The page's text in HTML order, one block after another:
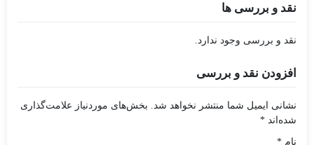
نقد و بررسی ها
نقد و بررسی وجود ندارد.
افزودن نقد و بررسی
نشانی ایمیل شما منتشر نخواهد شد.
بخش‌های موردنیاز علامت‌گذاری
شده‌اند *
نام *